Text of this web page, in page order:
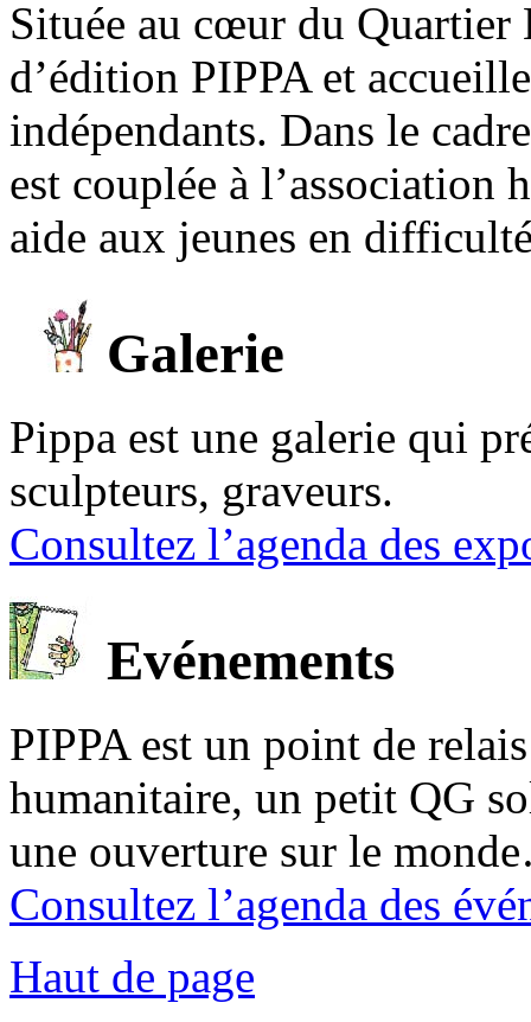
Située au cœur du Quartier
d’édition PIPPA et
indépendants. Dans le
est couplée à l’association
aide aux jeunes en
Galerie
Pippa est une galerie qui
sculpteurs, graveurs.
Consultez l’agenda des
Evénements
PIPPA est un point de
humanitaire, un petit QG
une ouverture sur le
Consultez l’agenda des
Haut de page